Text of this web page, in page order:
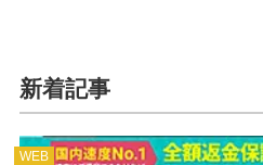
新着記事
WEB